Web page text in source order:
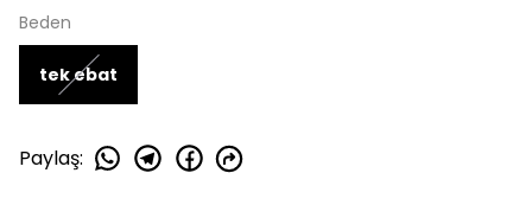
Beden
tek ebat
Paylaş: